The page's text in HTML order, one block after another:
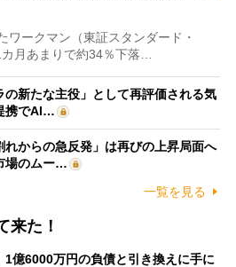
ークマン（東証スタンダード・
月あまりで約34％下落…
の新たな主役」として再評価される気
携でAI…
れからの急反発」は再びの上昇局面へ
場のムー…
一覧を見る
来た！
1億6000万円の負債と引き換えに手に